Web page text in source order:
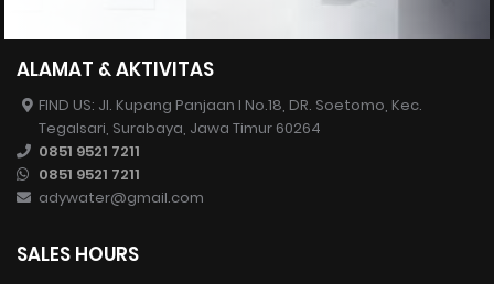
ALAMAT & AKTIVITAS
FIND US: Jl. Kupang Panjaan I No.18, DR. Soetomo, Kec.
Tegalsari, Surabaya, Jawa Timur 60264
0851 9521 7211
0851 9521 7211
adywater@gmail.com
SALES HOURS